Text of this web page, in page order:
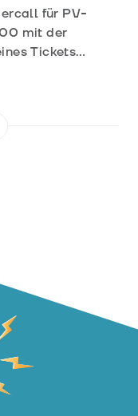
für PV-
mit der
Tickets
zu einem
Ticketziehung
Ihren Antrag